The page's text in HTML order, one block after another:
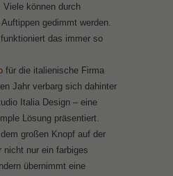
Viele können durch
gedimmt werden.
das immer so
für die italienische Firma
Jahr verbarg sich dahinter
Italia Design – eine
Lösung präsentiert.
großen Knopf auf der
nur ein farbiges
übernimmt eine